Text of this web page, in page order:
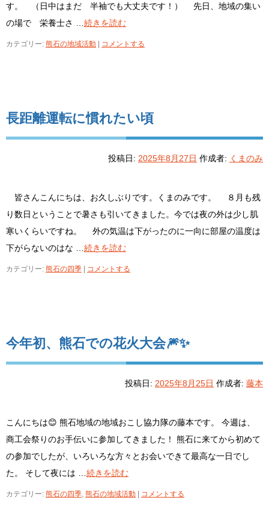
す。 （日中はまだ 半袖でも大丈夫です！） 先日、地域の集い
の場で 栄養士さ … 続きを読む
カテゴリー: 熊石の地域活動 コメントする
長距離運転に慣れたい頃
投稿日: 2025年8月27日 作成者: くまのみ
皆さんこんにちは、お久しぶりです。くまのみです。 ８月も残
り数日ということで暑さも引いてきました。今では夜の外は少し肌
寒いくらいですね。 外の気温は下がったのに一向に部屋の温度は
下がらないのはな … 続きを読む
カテゴリー: 熊石の四季 コメントする
今年初、熊石での花火大会🎆✨
投稿日: 2025年8月25日 作成者: 藤本
こんにちは😊 熊石地域の地域おこし協力隊の藤本です。 今週は、
商工会祭りのお手伝いに参加してきました！ 熊石に来てから初めて
の参加でしたが、いろいろな方々とお会いできて最高な一日でし
た。 そして夜には … 続きを読む
カテゴリー: 熊石の四季, 熊石の地域活動 コメントする